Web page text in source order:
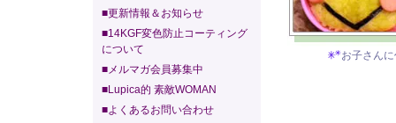
■更新情報＆お知らせ
■14KGF変色防止コーティング
について
■メルマガ会員募集中
■Lupica的 素敵WOMAN
■よくあるお問い合わせ
お子さん